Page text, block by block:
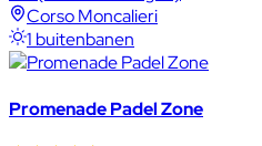
Corso Moncalieri
1 buitenbanen
Promenade Padel Zone